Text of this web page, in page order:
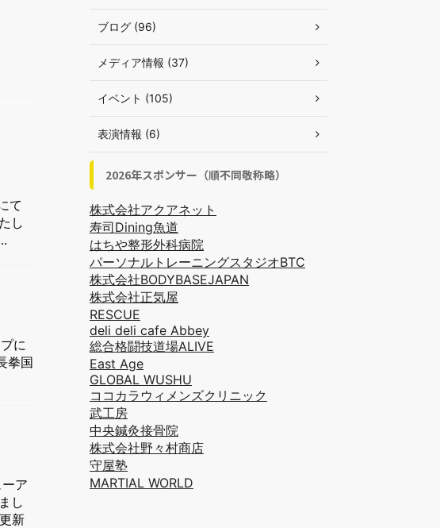
て
し
に
拳国
ア
し
新
ブログ (96)
メディア情報 (37)
イベント (105)
表演情報 (6)
2026年スポンサー（順不同敬称略）
株式会社アクアネット
寿司Dining魚道
はちや整形外科病院
パーソナルトレーニングスタジオBTC
株式会社BODYBASEJAPAN
株式会社正気屋
RESCUE
deli deli cafe Abbey
総合格闘技道場ALIVE
East Age
GLOBAL WUSHU
ココカラウィメンズクリニック
武工房
中央鍼灸接骨院
株式会社野々村商店
守屋塾
MARTIAL WORLD